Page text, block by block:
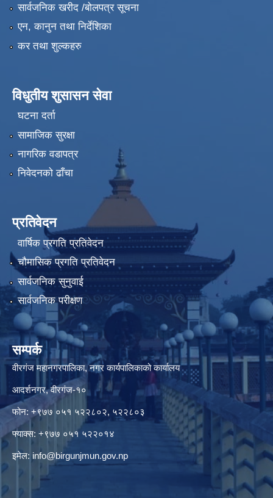
सार्वजनिक खरीद /बोलपत्र सूचना
एन, कानुन तथा निर्देशिका
कर तथा शुल्कहरु
विधुतीय शुसासन सेवा
घटना दर्ता
सामाजिक सुरक्षा
नागरिक वडापत्र
निवेदनको ढाँचा
प्रतिवेदन
वार्षिक प्रगति प्रतिवेदन
चौमासिक प्रगति प्रतिवेदन
सार्वजनिक सुनुवाई
सार्वजनिक परीक्षण
सम्पर्क
वीरगंज महानगरपालिका, नगर कार्यपालिकाको कार्यालय
आदर्शनगर, वीरगंज-१०
फोन: +९७७ ०५१ ५२२८०२, ५२२८०३
फ्याक्स: +९७७ ०५१ ५२२०१४
इमेल: info@birgunjmun.gov.np